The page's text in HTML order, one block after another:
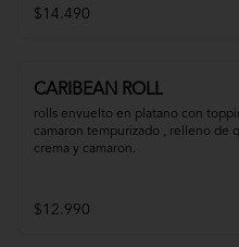
$14.490
CARIBEAN ROLL
rolls envuelto en platano con
camaron tempurizado , relleno de
crema y camaron.
$12.990